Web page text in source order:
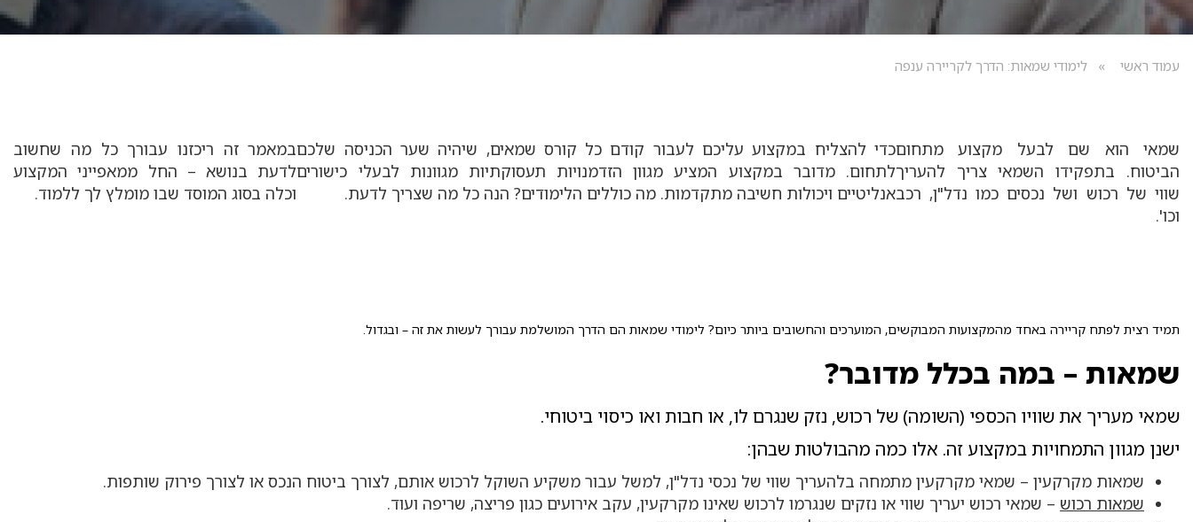
עמוד ראשי לימודי שמאות: הדרך לקריירה ענפה
שמאי הוא שם לבעל מקצוע מתחום
הביטוח. בתפקידו השמאי צריך להעריך
שווי של רכוש ושל נכסים כמו נדל"ן, רכב
וכו'.
כדי להצליח במקצוע עליכם לעבור קודם כל קורס שמאים, שיהיה שער הכניסה שלכם
לתחום. מדובר במקצוע המציע מגוון הזדמנויות תעסוקתיות מגוונות לבעלי כישורים
אנליטיים ויכולות חשיבה מתקדמות. מה כוללים הלימודים? הנה כל מה שצריך לדעת.
במאמר זה ריכזנו עבורך כל מה שחשוב
לדעת בנושא – החל ממאפייני המקצוע
וכלה בסוג המוסד שבו מומלץ לך ללמוד.
תמיד רצית לפתח קריירה באחד מהמקצועות המבוקשים, המוערכים והחשובים ביותר כיום? לימודי שמאות הם הדרך המושלמת עבורך לעשות את זה – ובגדול.
שמאות – במה בכלל מדובר?
שמאי מעריך את שוויו הכספי (השומה) של רכוש, נזק שנגרם לו, או חבות ואו כיסוי ביטוחי.
ישנן מגוון התמחויות במקצוע זה. אלו כמה מהבולטות שבהן:
שמאות מקרקעין – שמאי מקרקעין מתמחה בלהעריך שווי של נכסי נדל"ן, למשל עבור משקיע השוקל לרכוש אותם, לצורך ביטוח הנכס או לצורך פירוק שותפות.
שמאות רכוש – שמאי רכוש יעריך שווי או נזקים שנגרמו לרכוש שאינו מקרקעין, עקב אירועים כגון פריצה, שריפה ועוד.